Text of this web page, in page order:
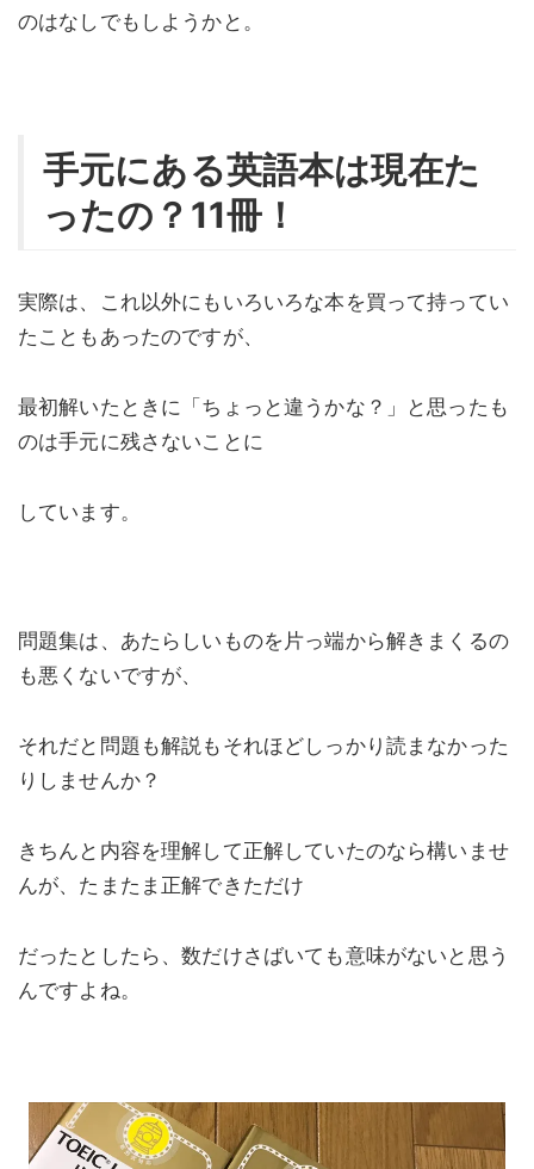
のはなしでもしようかと。
手元にある英語本は現在た
ったの？11冊！
実際は、これ以外にもいろいろな本を買って持ってい
たこともあったのですが、
最初解いたときに「ちょっと違うかな？」と思ったも
のは手元に残さないことに
しています。
問題集は、あたらしいものを片っ端から解きまくるの
も悪くないですが、
それだと問題も解説もそれほどしっかり読まなかった
りしませんか？
きちんと内容を理解して正解していたのなら構いませ
んが、たまたま正解できただけ
だったとしたら、数だけさばいても意味がないと思う
んですよね。